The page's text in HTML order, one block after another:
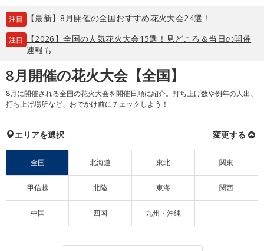
注目 【最新】8月開催の全国おすすめ花火大会24選！
注目
【2026】全国の人気花火大会15選！見どころ＆当日の開催
速報も
8月開催の花火大会【全国】
8月に開催される全国の花火大会を開催日順に紹介。打ち上げ数や例年の人出、
打ち上げ場所など、おでかけ前にチェックしよう！
エリアを選択 変更する
全国 北海道 東北 関東
甲信越 北陸 東海 関西
中国 四国 九州・沖縄